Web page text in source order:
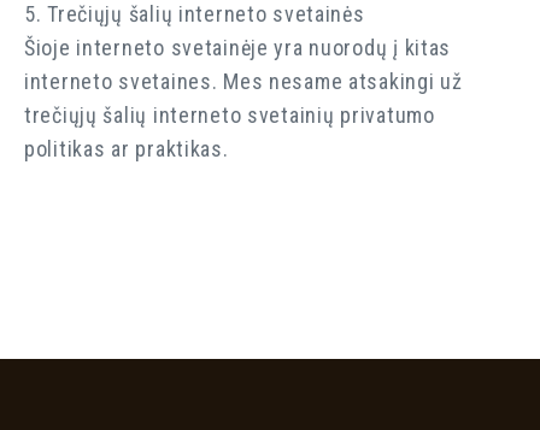
5. Trečiųjų šalių interneto svetainės
Šioje interneto svetainėje yra nuorodų į kitas
interneto svetaines. Mes nesame atsakingi už
trečiųjų šalių interneto svetainių privatumo
politikas ar praktikas.